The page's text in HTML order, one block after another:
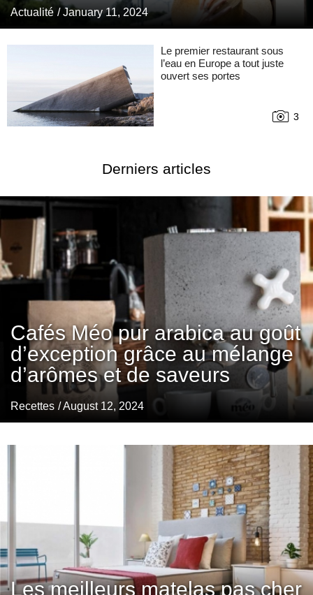
Actualité / January 11, 2024
Le premier restaurant sous
l’eau en Europe a tout juste
ouvert ses portes
3
Derniers articles
Cafés Méo pur arabica au goût
d’exception grâce au mélange
d’arômes et de saveurs
Recettes / August 12, 2024
Les meilleurs matelas pas cher